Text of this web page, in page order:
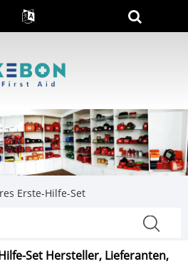
Erste-Hilfe-Set
Set Hersteller, Lieferanten,